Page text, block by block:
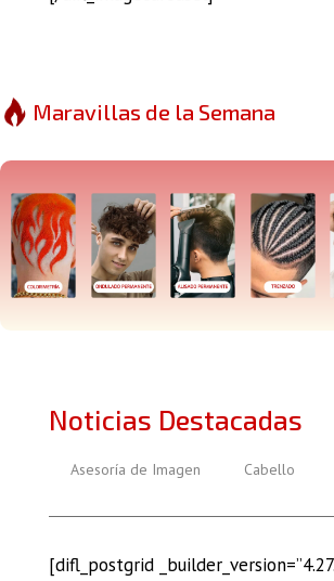
Maravillas de la Semana
Noticias Destacadas
Asesoría de Imagen Cabello
[difl_postgrid